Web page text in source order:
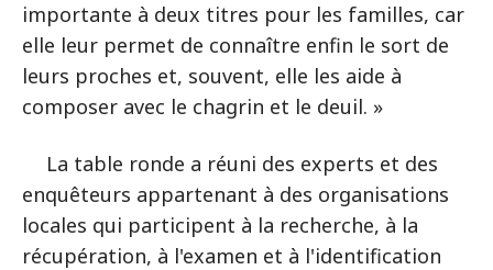
importante à deux titres pour les familles, car
elle leur permet de connaître enfin le sort de
leurs proches et, souvent, elle les aide à
composer avec le chagrin et le deuil. »
La table ronde a réuni des experts et des
enquêteurs appartenant à des organisations
locales qui participent à la recherche, à la
récupération, à l'examen et à l'identification